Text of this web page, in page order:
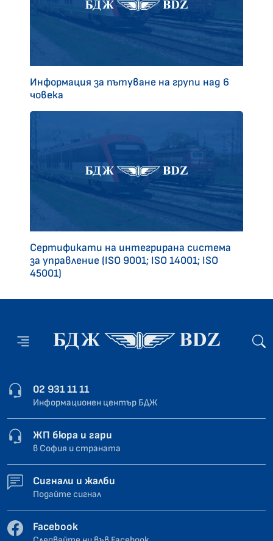
Информация за пътуване на групи над 6
човека
Сертификати на интегрирана система
за управление (ISO 9001; ISO 14001; ISO
45001)
02 931 11 11
Информационен център БДЖ
ЖП бюра и гари
в София и страната
Сигнали и жалби
Подайте сигнал
Facebook